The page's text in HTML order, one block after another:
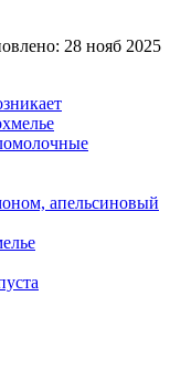
28 нояб 2025
апельсиновый